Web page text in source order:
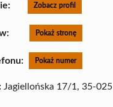
Zobacz profil
Pokaż stronę
Pokaż numer
Jagiellońska 17/1, 35-